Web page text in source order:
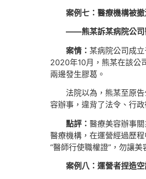
案例七：醫療機構被
——熊某訴某病院公司
案情： 某病院公司成
2020年10月，熊某在該公
兩邊發生膠葛。
法院以為，熊某至原
容辦事，違背了法令、行
點評： 醫療美容辦事
醫療機構，在運營經過歷
“醫師行使職權證”，勿讓美
案例八：運營者捏造